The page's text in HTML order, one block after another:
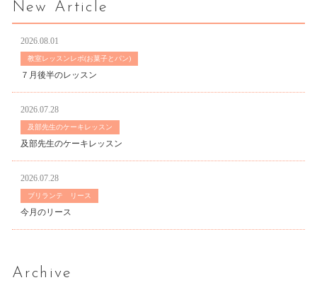
New Article
2026.08.01
教室レッスンレポ(お菓子とパン)
７月後半のレッスン
2026.07.28
及部先生のケーキレッスン
及部先生のケーキレッスン
2026.07.28
ブリランテ リース
今月のリース
Archive